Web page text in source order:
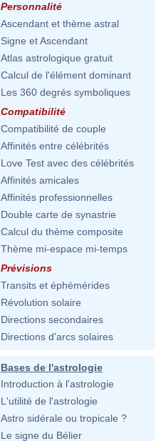
Personnalité
Ascendant et thème astral
Signe et Ascendant
Atlas astrologique gratuit
Calcul de l'élément dominant
Les 360 degrés symboliques
Compatibilité
Compatibilité de couple
Affinités entre célébrités
Love Test avec des célébrités
Affinités amicales
Affinités professionnelles
Double carte de synastrie
Calcul du thème composite
Thème mi-espace mi-temps
Prévisions
Transits et éphémérides
Révolution solaire
Directions secondaires
Directions d'arcs solaires
Bases de l'astrologie
Introduction à l'astrologie
L'utilité de l'astrologie
Astro sidérale ou tropicale ?
Le signe du Bélier